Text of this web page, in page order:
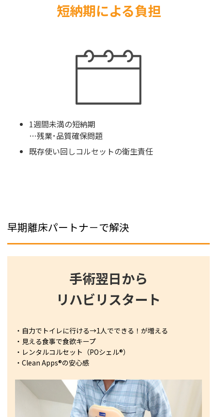
短納期による負担
1週間未満の短納期
…残業･品質確保問題
既存使い回しコルセットの衛生責任
早期離床パートナ－で解決
手術翌日から
リハビリスタート
・自力でトイレに行ける→1人でできる！が増える
・見える食事で食欲キープ
・レンタルコルセット（POシェル®︎）
・Clean Apps®の安心感